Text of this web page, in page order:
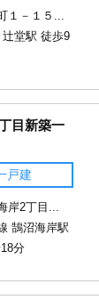
１－１５...
堂駅 徒歩9
目新築一
戸建
岸2丁目...
鵠沼海岸駅
分